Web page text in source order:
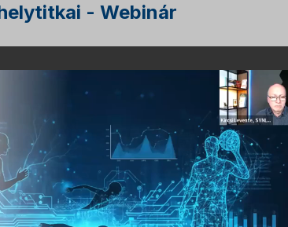
- Webinár